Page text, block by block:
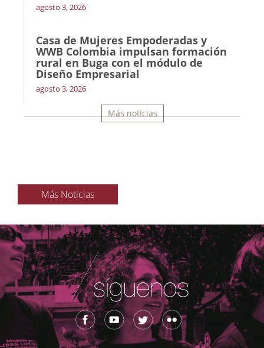
agosto 3, 2026
Casa de Mujeres Empoderadas y
WWB Colombia impulsan formación
rural en Buga con el módulo de
Diseño Empresarial
agosto 3, 2026
Más noticias
Más Noticias